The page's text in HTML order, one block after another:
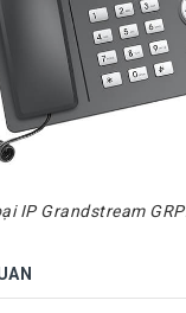
IP Grandstream